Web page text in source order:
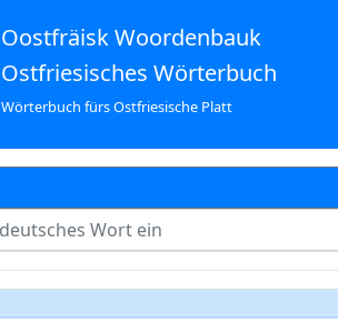
Oostfräisk Woordenbauk
Ostfriesisches Wörterbuch
Wörterbuch fürs Ostfriesische Platt